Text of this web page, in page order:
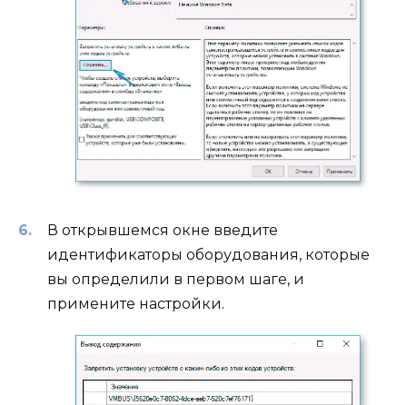
В открывшемся окне введите
идентификаторы оборудования, которые
вы определили в первом шаге, и
примените настройки.